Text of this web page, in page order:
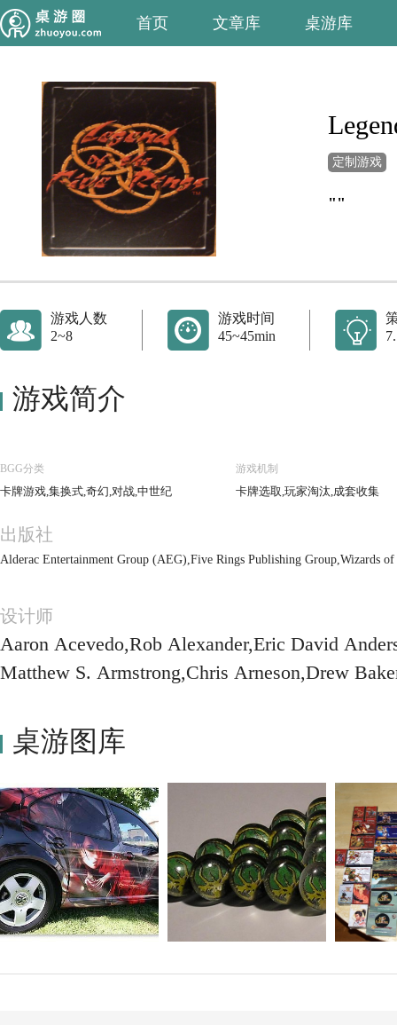
首页 文章库 桌游库
定制游戏
""
游戏人数
2~8
游戏时间
45~45min
游戏简介
BGG分类
卡牌游戏,集换式,奇幻,对战,中世纪
游戏机制
卡牌选取,玩家淘汰,成套收集
出版社
Alderac Entertainment Group (AEG),Five Rings Publishing Group,Wizards of
设计师
Aaron Acevedo,Rob Alexander,Eric David
Matthew S. Armstrong,Chris Arneson,Drew
adley,Adam Bray,Heather Bruton,Matt
ri Christensen,Brent Chumley,Miguel
Cox,Jose Cua,Kevin Daily,Liz Danforth,Edwin
hn Donahue,Stacy Drum,Randy Elliott,Steve
n,Stacy Fitz,David Fooden,Carl Frank,Ted
o,Pete Garcia,Raymond Gaustadnes,Daniel
ki,Troy Graham,James Hall,Andrew
nie Hill,Jeff Himmelman,Bob E. Hobbs,Quinton
桌游图库